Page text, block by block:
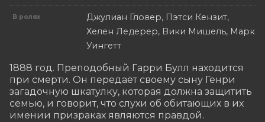
В ролях
Джулиан Гловер, Пэтси Кензит,
Хелен Ледерер, Вики Мишель, Марк
Уингетт
1888 год. Преподобный Гарри Булл находится
при смерти. Он передаёт своему сыну Генри
загадочную шкатулку, которая должна защитить
семью, и говорит, что слухи об обитающих в их
имении призраках являются правдой.